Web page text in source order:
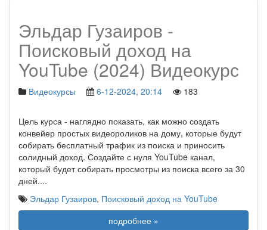
Эльдар Гузаиров -
Поисковый доход на
YouTube (2024) Видеокурс
Видеокурсы 6-12-2024, 20:14 183
Цель курса - наглядно показать, как можно создать
конвейер простых видеороликов на дому, которые будут
собирать бесплатный трафик из поиска и приносить
солидный доход. Создайте с нуля YouTube канал,
который будет собирать просмотры из поиска всего за 30
дней....
Эльдар Гузаиров, Поисковый доход на YouTube
подробнее »